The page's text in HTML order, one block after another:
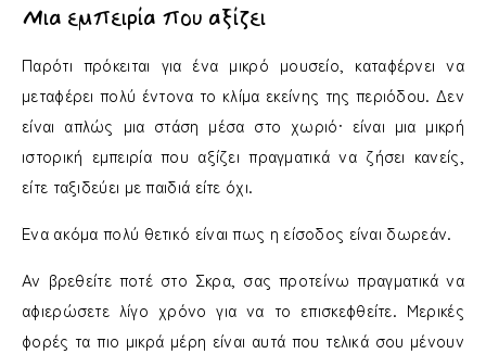
Μια εμπειρία που αξίζει
Παρότι πρόκειται για ένα μικρό μουσείο, καταφέρνει να
μεταφέρει πολύ έντονα το κλίμα εκείνης της περιόδου. Δεν
είναι απλώς μια στάση μέσα στο χωριό· είναι μια μικρή
ιστορική εμπειρία που αξίζει πραγματικά να ζήσει κανείς,
είτε ταξιδεύει με παιδιά είτε όχι.
Ένα ακόμα πολύ θετικό είναι πως η είσοδος είναι δωρεάν.
Αν βρεθείτε ποτέ στο Σκρα, σας προτείνω πραγματικά να
αφιερώσετε λίγο χρόνο για να το επισκεφθείτε. Μερικές
φορές τα πιο μικρά μέρη είναι αυτά που τελικά σου μένουν